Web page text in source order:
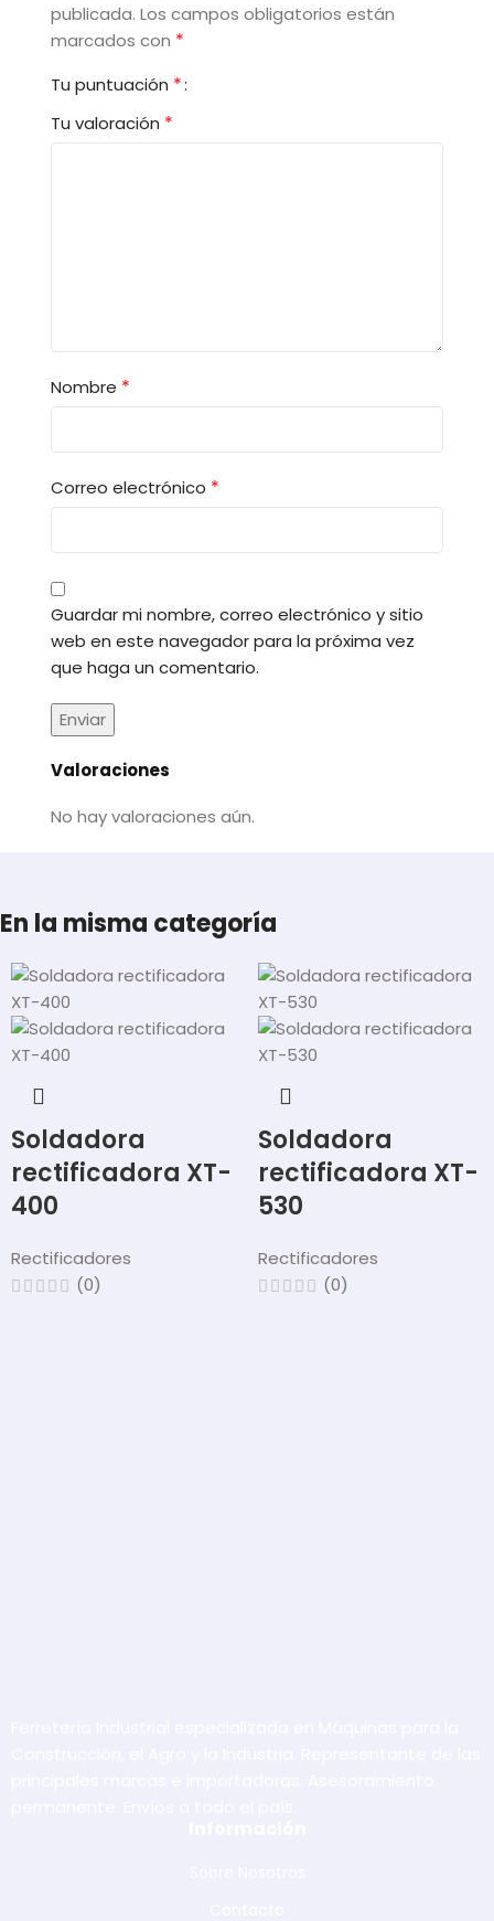
Valoraciones
No hay valoraciones aún.
publicada. Los campos obligatorios están
marcados con *
Tu puntuación *
Tu valoración *
Nombre *
Correo electrónico *
Guardar mi nombre, correo electrónico y sitio
web en este navegador para la próxima vez
que haga un comentario.
En la misma categoría
Soldadora
rectificadora XT-
400
Rectificadores
(0)
Soldadora
rectificadora XT-
530
Rectificadores
(0)